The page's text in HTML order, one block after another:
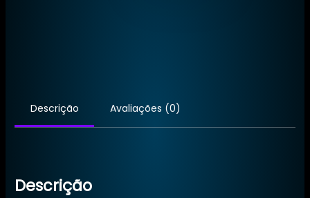
Descrição Avaliações (0)
Descrição